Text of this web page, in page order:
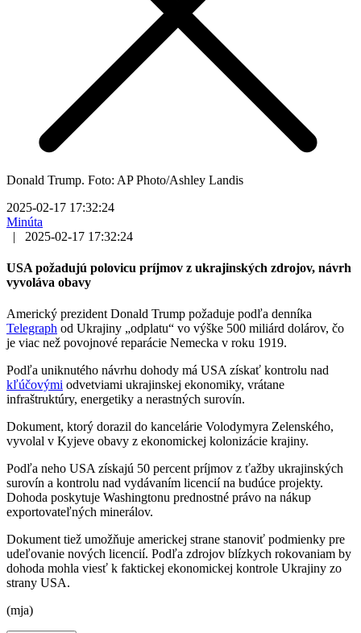
Donald Trump. Foto: AP Photo/Ashley Landis
2025-02-17 17:32:24
Minúta
|
2025-02-17 17:32:24
USA požadujú polovicu príjmov z ukrajinských zdrojov, návrh
vyvoláva obavy
Americký prezident Donald Trump požaduje podľa denníka
Telegraph od Ukrajiny „odplatu“ vo výške 500 miliárd dolárov, čo
je viac než povojnové reparácie Nemecka v roku 1919.
Podľa uniknutého návrhu dohody má USA získať kontrolu nad
kľúčovými odvetviami ukrajinskej ekonomiky, vrátane
infraštruktúry, energetiky a nerastných surovín.
Dokument, ktorý dorazil do kancelárie Volodymyra Zelenského,
vyvolal v Kyjeve obavy z ekonomickej kolonizácie krajiny.
Podľa neho USA získajú 50 percent príjmov z ťažby ukrajinských
surovín a kontrolu nad vydávaním licencií na budúce projekty.
Dohoda poskytuje Washingtonu prednostné právo na nákup
exportovateľných minerálov.
Dokument tiež umožňuje americkej strane stanoviť podmienky pre
udeľovanie nových licencií. Podľa zdrojov blízkych rokovaniam by
dohoda mohla viesť k faktickej ekonomickej kontrole Ukrajiny zo
strany USA.
(mja)